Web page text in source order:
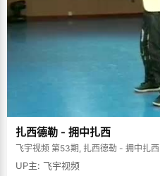
扎西德勒 - 拥中扎西
飞宇视频 第53期, 扎西德勒 - 拥中扎西
UP主: 飞宇视频